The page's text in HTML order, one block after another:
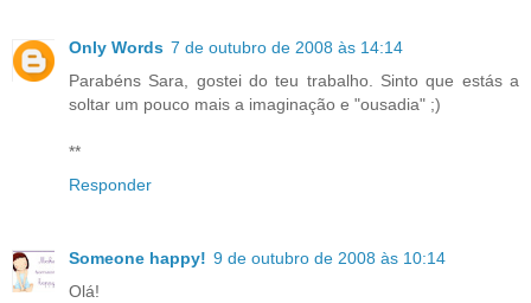
Only Words 7 de outubro de 2008 às 14:14
Parabéns Sara, gostei do teu trabalho. Sinto que estás a
soltar um pouco mais a imaginação e "ousadia" ;)
**
Responder
Someone happy! 9 de outubro de 2008 às 10:14
Olá!